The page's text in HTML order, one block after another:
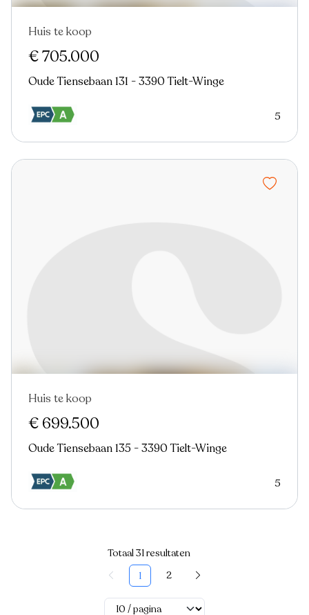
Huis te koop
€ 705.000
Oude Tiensebaan 131 - 3390 Tielt-Winge
5
Huis te koop
€ 699.500
Oude Tiensebaan 135 - 3390 Tielt-Winge
5
Totaal 31 resultaten
1
2